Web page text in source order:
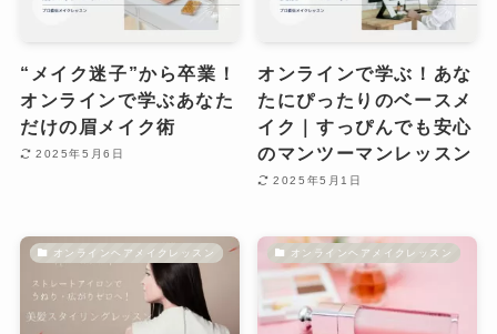
“メイク迷子”から卒業！
オンラインで学ぶあなた
だけの眉メイク術
2025年5月6日
オンラインで学ぶ！あな
たにぴったりのベースメ
イク｜すっぴんでも安心
のマンツーマンレッスン
2025年5月1日
オンラインヘアメイクレッスン オンラインヘアメイクレッスン